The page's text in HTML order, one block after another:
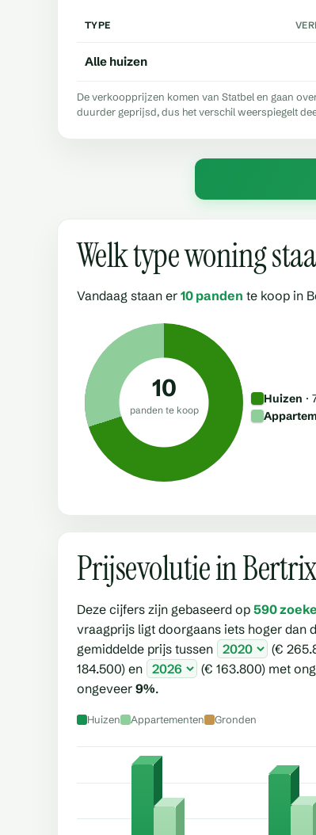
TYPE
Alle huizen
De verkoopprijzen komen van Statbel en gaan
duurder geprijsd, dus het verschil weerspiegelt
Welk type woning
Vandaag staan er 10 panden te koop in
10
panden te koop
Huizen ·
Prijsevolutie in
Deze cijfers zijn gebaseerd op 590
vraagprijs ligt doorgaans iets hoger dan
gemiddelde prijs tussen
(€
184.500) en
(€ 163.800) met
ongeveer 9%.
Huizen Appartementen Gronden